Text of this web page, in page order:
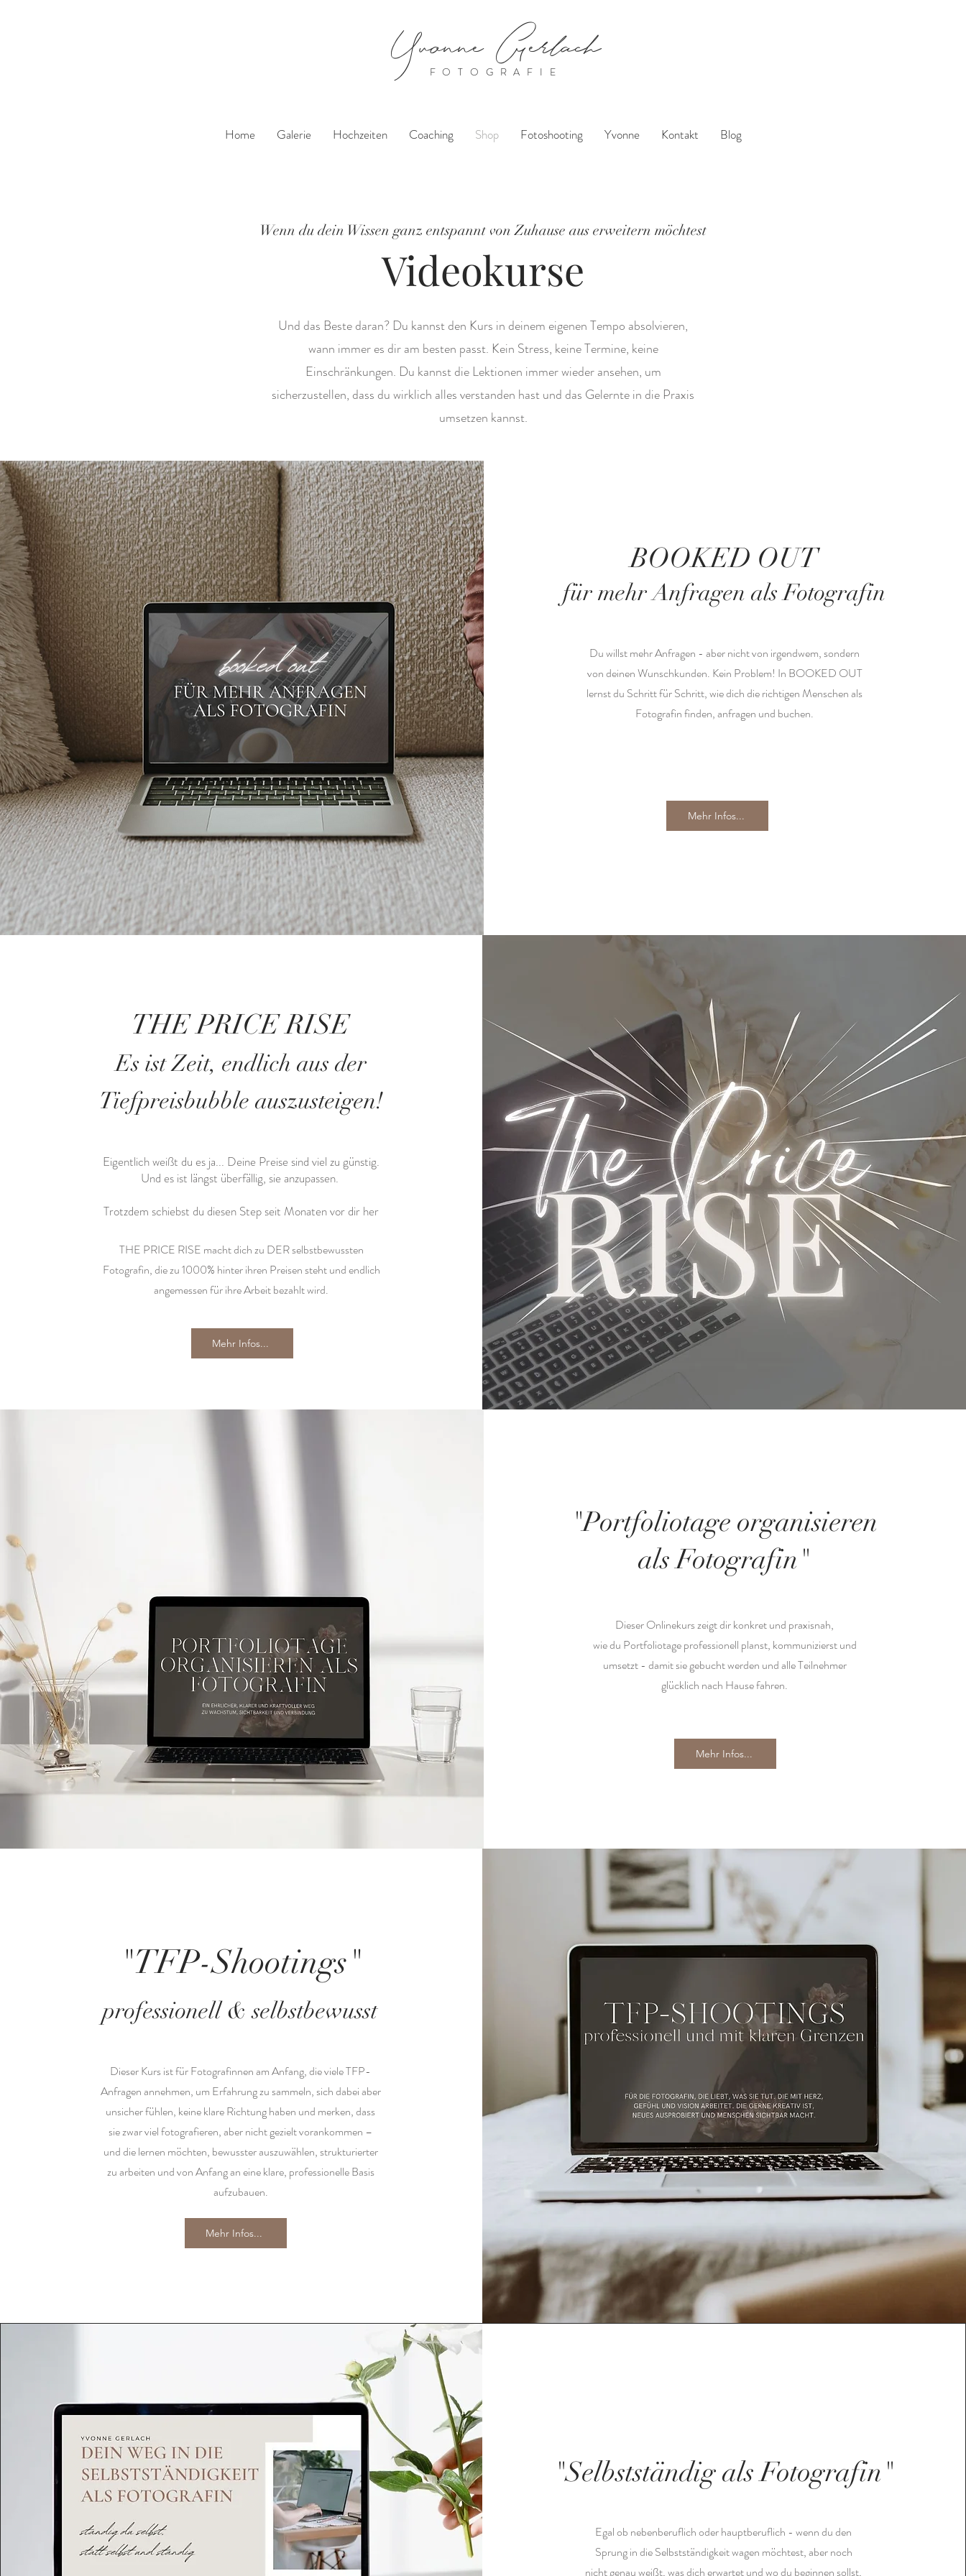
Yvonne Gerlach
FOTOGRAFIE
Home Galerie Hochzeiten Coaching Shop Fotoshooting Yvonne Kontakt Blog
Wenn du dein Wissen ganz entspannt von Zuhause aus erweitern möchtest
Videokurse
Und das Beste daran? Du kannst den Kurs in deinem eigenen Tempo absolvieren,
wann immer es dir am besten passt. Kein Stress, keine Termine, keine
Einschränkungen. Du kannst die Lektionen immer wieder ansehen, um
sicherzustellen, dass du wirklich alles verstanden hast und das Gelernte in die Praxis
umsetzen kannst.
BOOKED OUT
für mehr Anfragen als Fotografin
Du willst mehr Anfragen - aber nicht von irgendwem, sondern
von deinen Wunschkunden. Kein Problem! In BOOKED OUT
lernst du Schritt für Schritt, wie dich die richtigen Menschen als
Fotografin finden, anfragen und buchen.
Mehr Infos...
THE PRICE RISE
Es ist Zeit, endlich aus der
Tiefpreisbubble auszusteigen!
Eigentlich weißt du es ja... Deine Preise sind viel zu günstig.
Und es ist längst überfällig, sie anzupassen.
Trotzdem schiebst du diesen Step seit Monaten vor dir her
THE PRICE RISE macht dich zu DER selbstbewussten
Fotografin, die zu 1000% hinter ihren Preisen steht und endlich
angemessen für ihre Arbeit bezahlt wird.
Mehr Infos...
"Portfoliotage organisieren
als Fotografin"
Dieser Onlinekurs zeigt dir konkret und praxisnah,
wie du Portfoliotage professionell planst, kommunizierst und
umsetzt - damit sie gebucht werden und alle Teilnehmer
glücklich nach Hause fahren.
Mehr Infos...
"TFP-Shootings"
professionell & selbstbewusst
Dieser Kurs ist für Fotografinnen am Anfang, die viele TFP-
Anfragen annehmen, um Erfahrung zu sammeln, sich dabei aber
unsicher fühlen, keine klare Richtung haben und merken, dass
sie zwar viel fotografieren, aber nicht gezielt vorankommen –
und die lernen möchten, bewusster auszuwählen, strukturierter
zu arbeiten und von Anfang an eine klare, professionelle Basis
aufzubauen.
Mehr Infos...
"Selbstständig als Fotografin"
Egal ob nebenberuflich oder hauptberuflich - wenn du den
Sprung in die Selbstständigkeit wagen möchtest, aber noch
nicht genau weißt, was dich erwartet und wo du beginnen sollst,